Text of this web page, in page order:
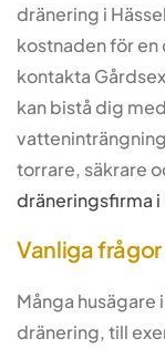
dränering i
kostnaden för en
kontakta
kan bistå dig
torrare, säkrare
dräneringsfirma i
Vanliga
Många
dränering, till